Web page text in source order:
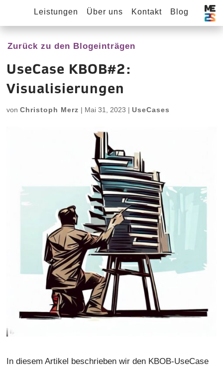
Leistungen Über uns Kontakt Blog
Zurück zu den Blogeinträgen
UseCase KBOB#2:
Visualisierungen
vonChristoph Merz | Mai 31, 2023 |UseCases
In diesem Artikel beschrieben wir den KBOB-UseCase